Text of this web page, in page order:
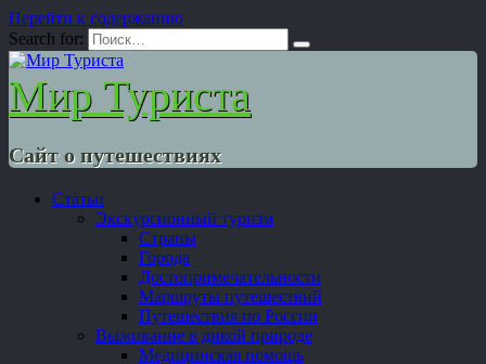
Перейти к содержанию
Search for:
Мир Туриста
Сайт о путешествиях
Статьи
Экскурсионный туризм
Страны
Города
Достопримечательности
Маршруты путешествий
Путешествия по России
Выживание в дикой природе
Медицинская помощь